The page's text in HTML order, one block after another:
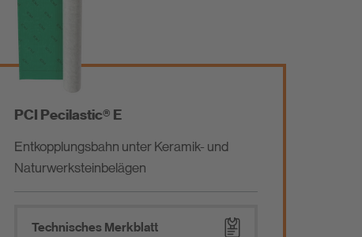
PCI Pecilastic® E
Entkopplungsbahn unter Keramik- und
Naturwerksteinbelägen
Technisches Merkblatt